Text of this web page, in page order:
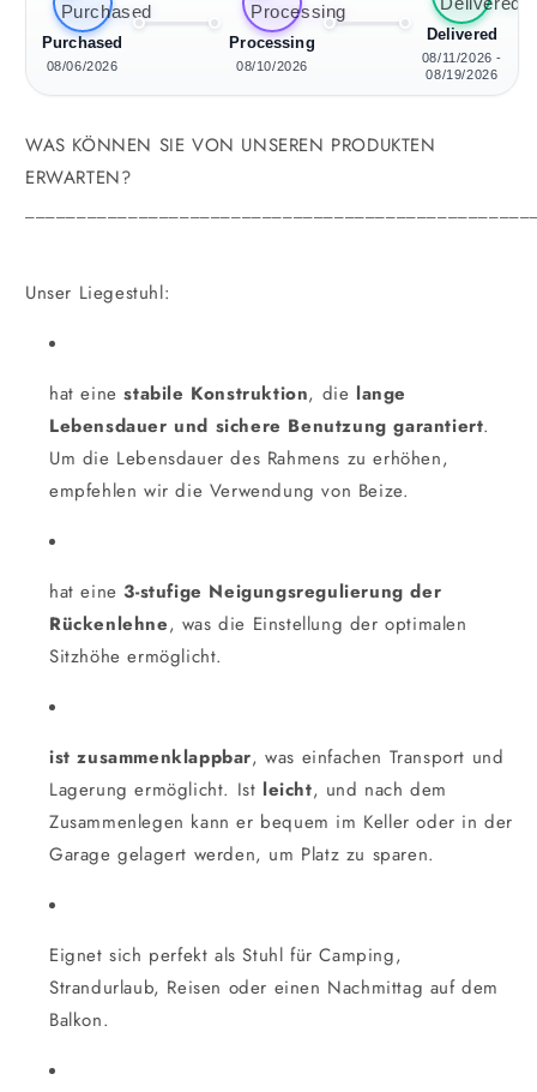
Purchased
08/06/2026
Processing
08/10/2026
Delivered
08/11/2026 -
08/19/2026
WAS KÖNNEN SIE VON UNSEREN PRODUKTEN
ERWARTEN?
Unser Liegestuhl:
hat eine stabile Konstruktion, die lange
Lebensdauer und sichere Benutzung garantiert.
Um die Lebensdauer des Rahmens zu erhöhen,
empfehlen wir die Verwendung von Beize.
hat eine 3-stufige Neigungsregulierung der
Rückenlehne, was die Einstellung der optimalen
Sitzhöhe ermöglicht.
ist zusammenklappbar, was einfachen Transport und
Lagerung ermöglicht. Ist leicht, und nach dem
Zusammenlegen kann er bequem im Keller oder in der
Garage gelagert werden, um Platz zu sparen.
Eignet sich perfekt als Stuhl für Camping,
Strandurlaub, Reisen oder einen Nachmittag auf dem
Balkon.